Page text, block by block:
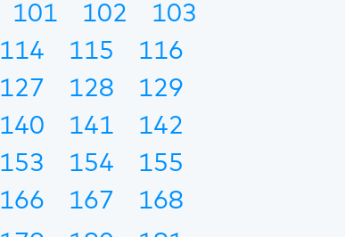
101 102
103
114 115
116
127 128
129
140 141
142
153 154
155
166 167
168